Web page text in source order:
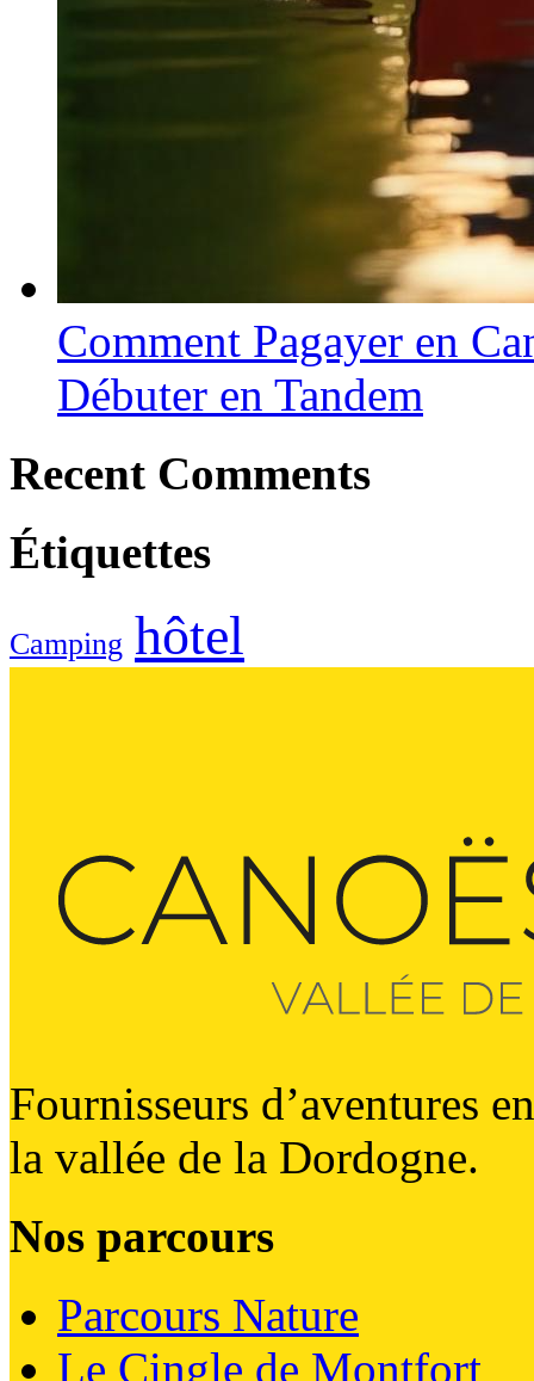
Comment Pagayer en
Débuter en Tandem
Recent Comments
Étiquettes
Camping hôtel
Fournisseurs d’aventures
la vallée de la Dordogne.
Nos parcours
Parcours Nature
Le Cingle de Montfort